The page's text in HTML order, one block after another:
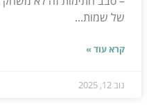
של שמות...
קרא עוד »
נוב 12, 2025